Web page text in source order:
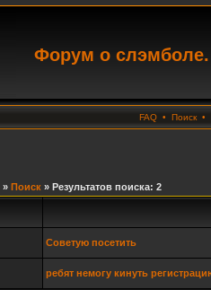
Форум о слэмболе.
FAQ• Поиск•
» Поиск » Результатов поиска: 2
Советую посетить
ребят немогу кинуть